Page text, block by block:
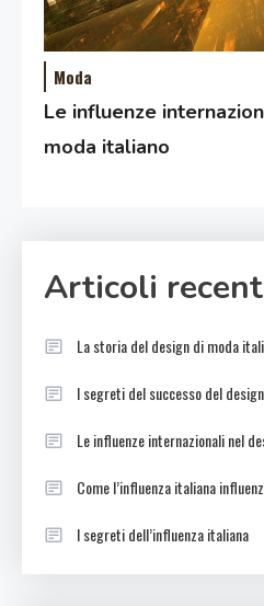
Moda
Le influenze
moda italiano
Articoli
La storia del design di moda
I segreti del successo del
Le influenze internazionali nel
Come l’influenza italiana
I segreti dell’influenza italiana